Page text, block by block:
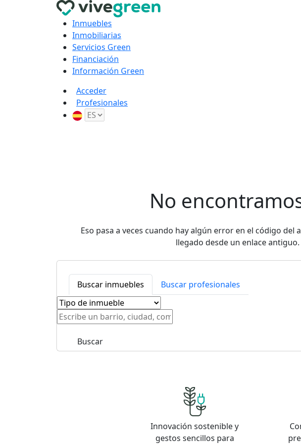
Inmuebles
Inmobiliarias
Servicios Green
Financiación
Información Green
Acceder
Profesionales
No
Eso pasa a veces cuando hay algún error en el código
llegado desde un enlace
Buscar inmuebles Buscar profesionales
Buscar
Innovación sostenible y
gestos sencillos para